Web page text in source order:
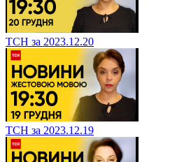
ТСН за 2023.12.20
ТСН за 2023.12.19